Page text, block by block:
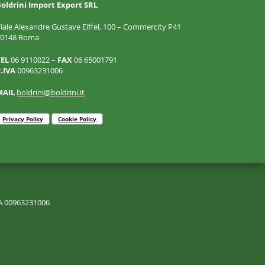
Import Export SRL
Alexandre Gustave Eiffel, 100 – Commercity P41
Roma
06 9110022 – FAX06 65001791
00963231006
boldrini@boldrini.it
Privacy Policy Cookie Policy